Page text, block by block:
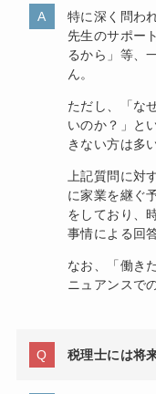
特に深く問わ
先生のサポー
るから」等、
ん。
ただし、「な
いのか？」と
きない方は多
上記質問に対
に家業を継ぐ
をしており、
事情による回
なお、「働き
ニュアンスで
税理士には将